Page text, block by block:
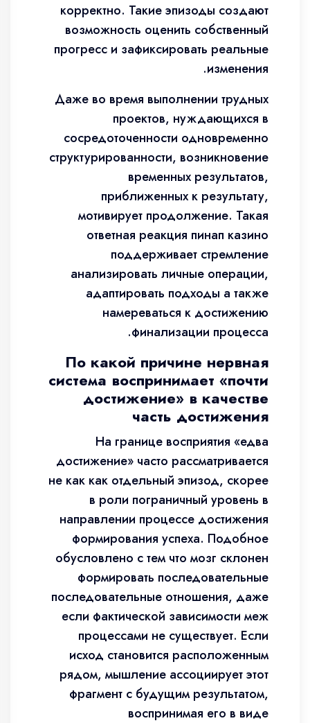
корректно. Такие эпизоды создают
возможность оценить собственный
прогресс и зафиксировать реальные
изменения.
Даже во время выполнении трудных
проектов, нуждающихся в
сосредоточенности одновременно
структурированности, возникновение
временных результатов,
приближенных к результату,
мотивирует продолжение. Такая
ответная реакция пинап казино
поддерживает стремление
анализировать личные операции,
адаптировать подходы а также
намереваться к достижению
финализации процесса.
По какой причине нервная
система воспринимает «почти
достижение» в качестве
часть достижения
На границе восприятия «едва
достижение» часто рассматривается
не как как отдельный эпизод, скорее
в роли пограничный уровень в
направлении процессе достижения
формирования успеха. Подобное
обусловлено с тем что мозг склонен
формировать последовательные
последовательные отношения, даже
если фактической зависимости меж
процессами не существует. Если
исход становится расположенным
рядом, мышление ассоциирует этот
фрагмент с будущим результатом,
воспринимая его в виде